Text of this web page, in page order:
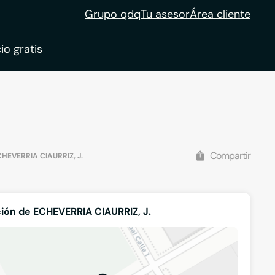
Grupo qdqTu asesorÁrea cliente
gratis
CIAURRIZ, J. Compartir
de ECHEVERRIA CIAURRIZ, J.